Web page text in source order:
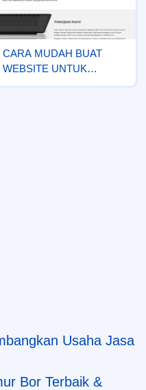
CARA MUDAH BUAT
WEBSITE UNTUK
JUALAN
Usaha Jasa
Bor Terbaik &